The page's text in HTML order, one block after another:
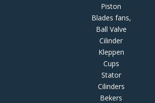
Piston
Blades fans,
Ball Valve
Cilinder
Kleppen
Cups
Stator
Cilinders
Bekers